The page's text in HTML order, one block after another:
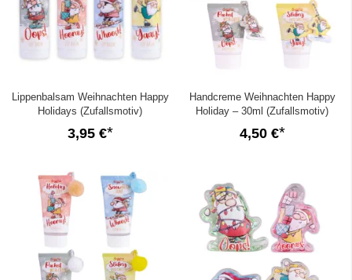
Lippenbalsam Weihnachten Happy
Holidays (Zufallsmotiv)
3,95 €
Handcreme Weihnachten Happy
Holiday – 30ml (Zufallsmotiv)
4,50 €